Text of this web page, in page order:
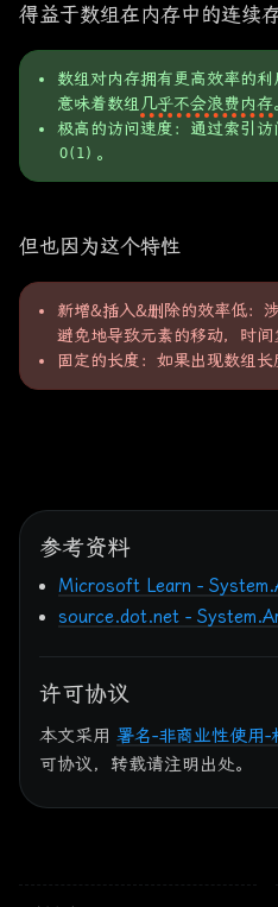
得益于数组在内存中的连续
数组对内存拥有更高效率的
意味着数组 几乎不会浪费内存
极高的访问速度：通过索引
O(1) 。
但也因为这个特性
新增&插入&删除的效率低：
避免地导致元素的移动，时间
固定的长度：如果出现数组
参考资料
Microsoft Learn -
source.dot.net -
许可协议
本文采用 署名-非商业性使用
可协议，转载请注明出处。